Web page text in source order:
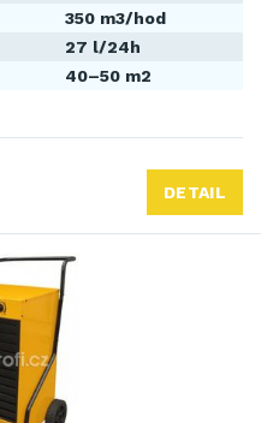
350 m3/hod
27 l/24h
40–50 m2
DETAIL